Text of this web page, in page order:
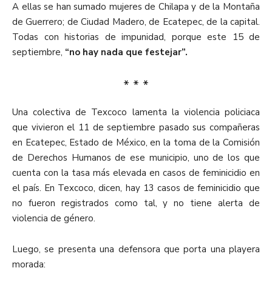
A ellas se han sumado mujeres de Chilapa y de la Montaña
de Guerrero; de Ciudad Madero, de Ecatepec, de la capital.
Todas con historias de impunidad, porque este 15 de
septiembre, “no hay nada que festejar”.
* * *
Una colectiva de Texcoco lamenta la violencia policiaca
que vivieron el 11 de septiembre pasado sus compañeras
en Ecatepec, Estado de México, en la toma de la Comisión
de Derechos Humanos de ese municipio, uno de los que
cuenta con la tasa más elevada en casos de feminicidio en
el país. En Texcoco, dicen, hay 13 casos de feminicidio que
no fueron registrados como tal, y no tiene alerta de
violencia de género.
Luego, se presenta una defensora que porta una playera
morada: